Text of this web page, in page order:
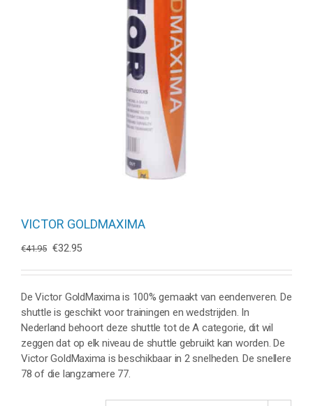
VICTOR GOLDMAXIMA
€41.95 Oorspronkelijke
was:
€41.95.
€32.95Huidige
is:
€32.95.
De Victor GoldMaxima is 100% gemaakt van eendenveren. De
shuttle is geschikt voor trainingen en wedstrijden. In
Nederland behoort deze shuttle tot de A categorie, dit wil
zeggen dat op elk niveau de shuttle gebruikt kan worden. De
Victor GoldMaxima is beschikbaar in 2 snelheden. De snellere
78 of die langzamere 77.